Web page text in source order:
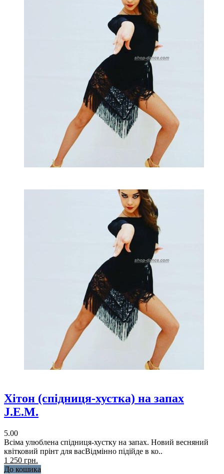
Хітон (спідниця-хустка) на запах
J.E.M.
5.00
Всіма улюблена спідниця-хустку на запах. Новий весняний
квітковий прінт для васВідмінно підійде в ко..
1 250 грн.
До кошика